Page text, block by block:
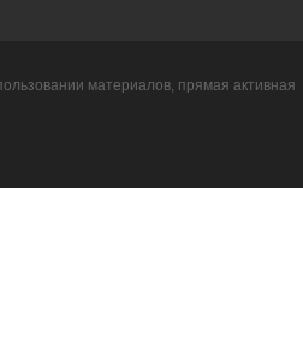
материалов, прямая активная